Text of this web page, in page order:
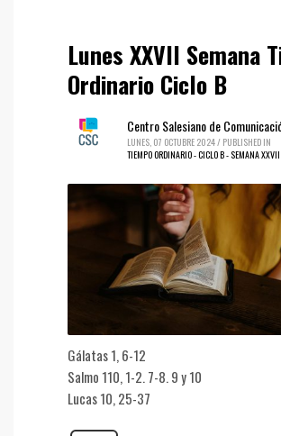
Lunes XXVII Semana
Ordinario Ciclo B
Centro Salesiano de
LUNES, 07 OCTUBRE 2024/ PUBLISHED IN
TIEMPO ORDINARIO - CICLO B - SEMANA XXVII
Gálatas 1, 6-12
Salmo 110, 1-2. 7-8. 9 y 10
Lucas 10, 25-37